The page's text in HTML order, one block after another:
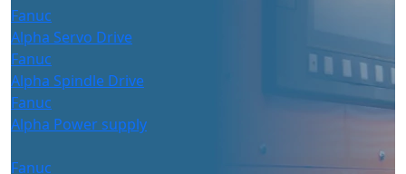
Fanuc
Alpha Servo Drive
Fanuc
Alpha Spindle Drive
Fanuc
Alpha Power supply
Fanuc